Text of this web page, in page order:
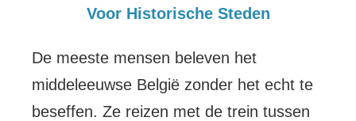
Voor Historische Steden
De meeste mensen beleven het
middeleeuwse België zonder het echt te
beseffen. Ze reizen met de trein tussen